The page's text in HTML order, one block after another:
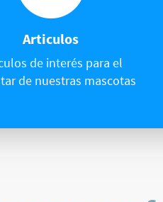
Articulos
de interés para el
de nuestras mascotas